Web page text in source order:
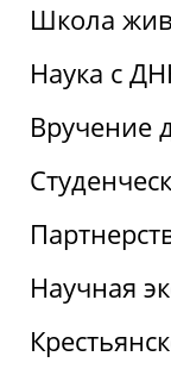
Школа
Наука с
Вручение
Научная